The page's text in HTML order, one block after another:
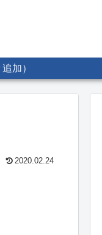
加）
2020.02.24